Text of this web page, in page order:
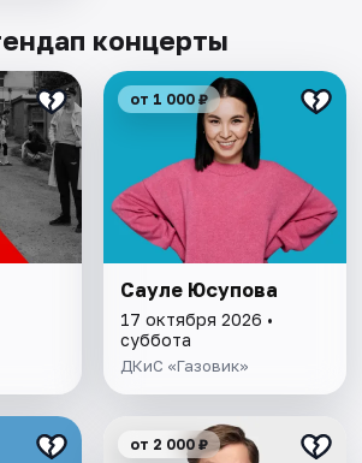
концерты
от 1 000 ₽
Сауле Юсупова
17 октября 2026 •
суббота
ДКиС «Газовик»
от 2 000 ₽